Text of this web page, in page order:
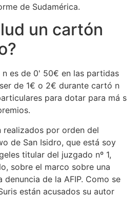
de Sudamérica.
un cartón
es de 0' 50€ en las partidas
de 1€ o 2€ durante cartó n
para dotar para má s
por orden del
de San Isidro, que está soy
titular del juzgado nº 1,
sobre el marco sobre una
denuncia de la AFIP. Como se
están acusados su autor